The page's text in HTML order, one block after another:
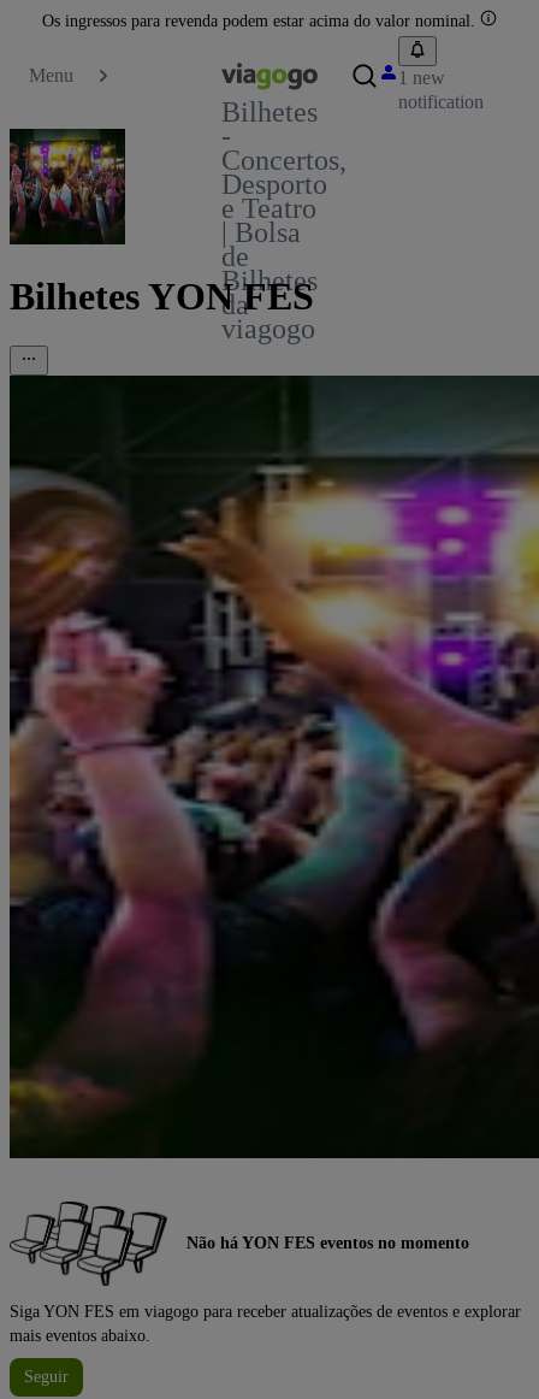
Os ingressos para revenda podem estar acima do valor nominal.
Menu
Bilhetes
-
Concertos,
Desporto
e Teatro
| Bolsa
de
Bilhetes
da
viagogo
1 new
notification
Bilhetes YON FES
Não há YON FES eventos no momento
Siga YON FES em viagogo para receber atualizações de eventos e explorar
mais eventos abaixo.
Seguir